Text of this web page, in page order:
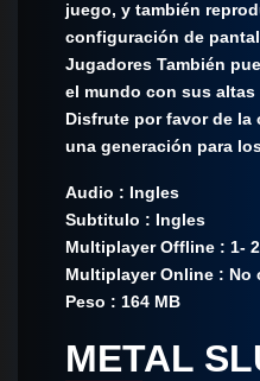
juego, y también
configuración de
Jugadores También
el mundo con sus
Disfrute por favor de la
una generación para
Audio : Ingles
Subtitulo : Ingles
Multiplayer Offline : 1-
Multiplayer Online :
Peso : 164 MB
METAL